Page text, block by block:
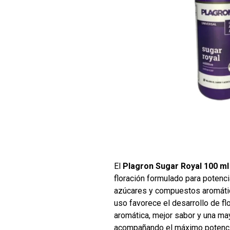
El Plagron Sugar Royal 100 ml
floración formulado para
azúcares y compuestos
uso favorece el desarrollo de
aromática, mejor sabor y una
acompañando el máximo